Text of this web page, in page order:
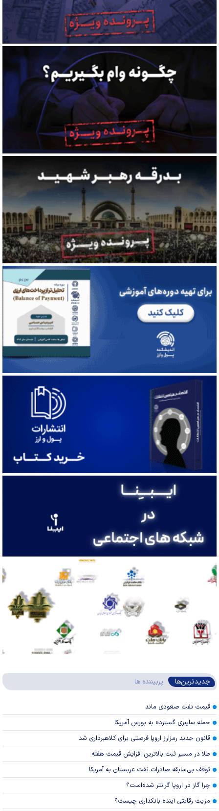
جدیدترین‌ها پربیننده ها
قیمت نفت صعودی ماند
حمله سایبری گسترده به بورس آمریکا
قانون جدید رمزارز اروپا فرصتی برای کلاهبرداری شد
طلا در مسیر ثبت بالاترین افزایش قیمت هفته
توقف بی‌سابقه صادرات نفت عربستان به آمریکا
چرا گاز در اروپا گرانتر شده‌است؟
مزیت رقابتی آینده بانکداری چیست؟